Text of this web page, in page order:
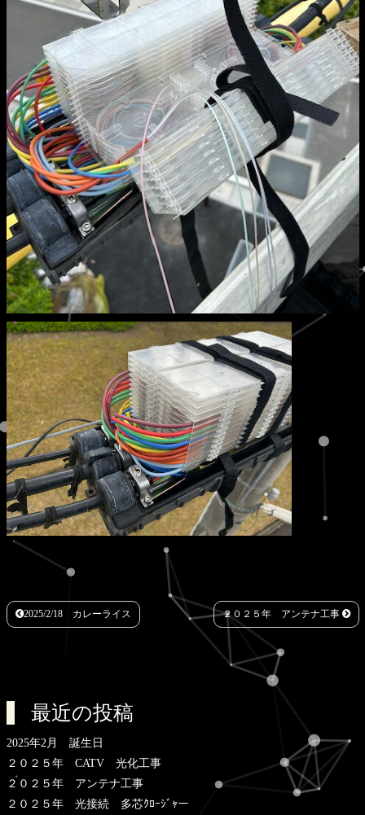
2025/2/18 カレーライス ２０２５年 アンテナ工事
最近の投稿
2025年2月 誕生日
２０２５年 CATV 光化工事
２０２５年 アンテナ工事
２０２５年 光接続 多芯ｸﾛｰｼﾞｬー